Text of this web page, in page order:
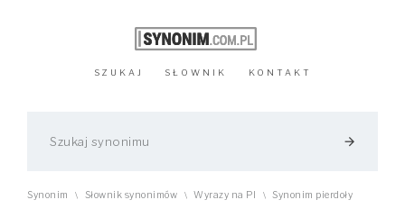
SZUKAJ SŁOWNIK KONTAKT
arrow_forward
Synonim \ Słownik synonimów \ Wyrazy na PI \ Synonim pierdoły